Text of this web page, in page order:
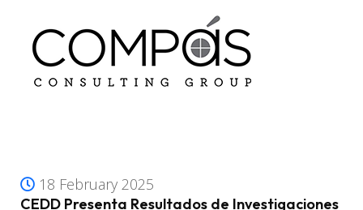
18 February 2025
CEDD Presenta Resultados de Investigaciones